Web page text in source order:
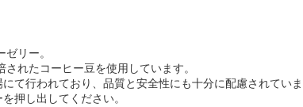
リー。
れたコーヒー豆を使用しています。
て行われており、品質と安全性にも十分に配慮されていま
押し出してください。